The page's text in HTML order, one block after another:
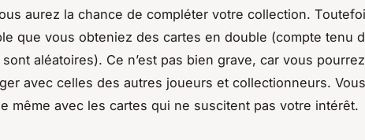
aurez la chance de compléter votre collection.
que vous obteniez des cartes en double (compte tenu
aléatoires). Ce n’est pas bien grave, car vous
avec celles des autres joueurs et collectionneurs.
même avec les cartes qui ne suscitent pas votre intérêt.